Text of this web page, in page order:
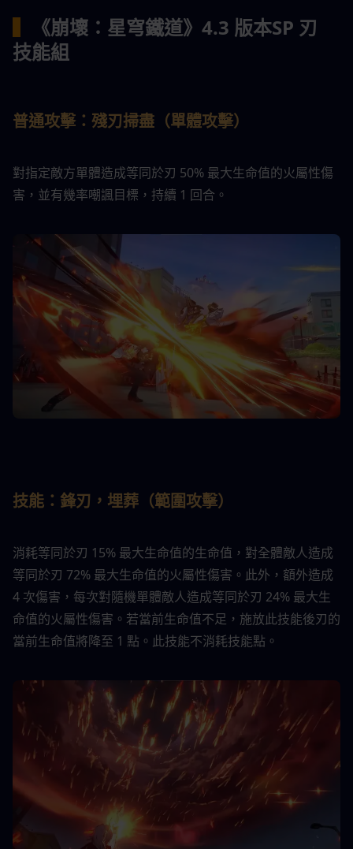
《崩壞：星穹鐵道》4.3 版本SP 刃
技能組
普通攻擊：殘刃掃盡（單體攻擊）
對指定敵方單體造成等同於刃 50% 最大生命值的火屬性傷
害，並有幾率嘲諷目標，持續 1 回合。
技能：鋒刃，埋葬（範圍攻擊）
消耗等同於刃 15% 最大生命值的生命值，對全體敵人造成
等同於刃 72% 最大生命值的火屬性傷害。此外，額外造成
4 次傷害，每次對隨機單體敵人造成等同於刃 24% 最大生
命值的火屬性傷害。若當前生命值不足，施放此技能後刃的
當前生命值將降至 1 點。此技能不消耗技能點。